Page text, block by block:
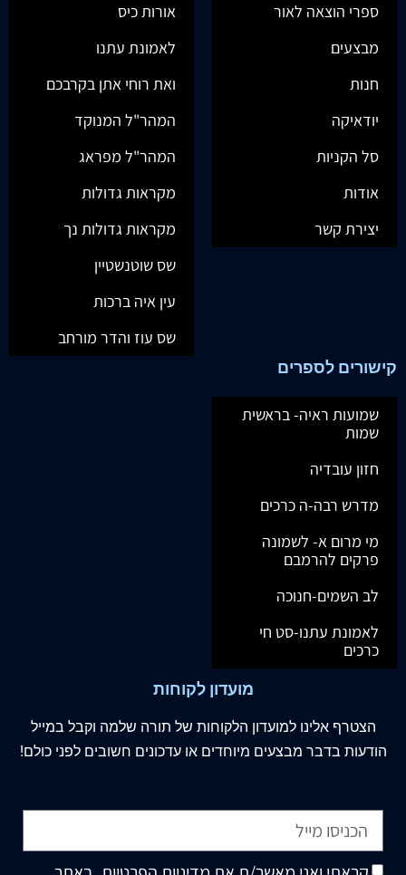
ספרי הוצאה לאור
מבצעים
חנות
יודאיקה
סל הקניות
אודות
יצירת קשר
אורות כיס
לאמונת עתנו
ואת רוחי אתן בקרבכם
המהר"ל המנוקד
המהר"ל מפראג
מקראות גדולות
מקראות גדולות נך
שס שוטנשטיין
עין איה ברכות
שס עוז והדר מורחב
קישורים לספרים
שמועות ראיה- בראשית
שמות
חזון עובדיה
מדרש רבה-ה כרכים
מי מרום א- לשמונה
פרקים להרמבם
לב השמים-חנוכה
לאמונת עתנו-סט חי
כרכים
מועדון לקוחות
הצטרף אלינו למועדון הלקוחות של תורה שלמה וקבל במייל
הודעות בדבר מבצעים מיוחדים או עדכונים חשובים לפני כולם!